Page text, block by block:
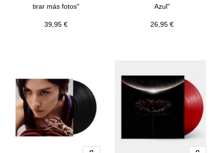
tirar más fotos"
Precio
39,95 €
Azul"
Precio
26,95 €